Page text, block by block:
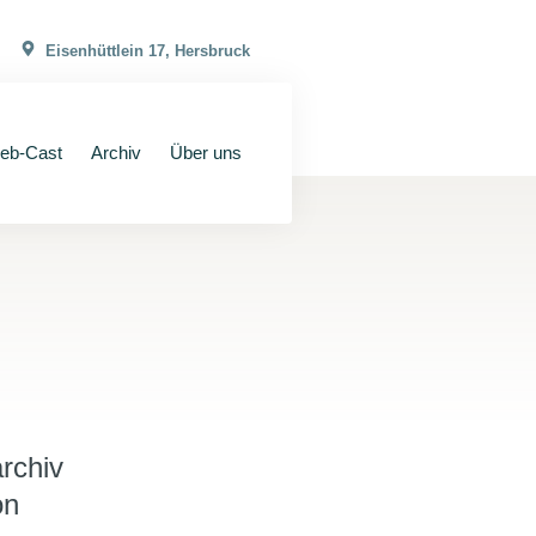
Eisenhüttlein 17, Hersbruck
Cast Archiv Über uns